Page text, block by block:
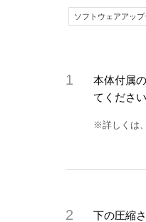
ソフトウェアアッ
本体付属
てください
※詳しくは
下の圧縮